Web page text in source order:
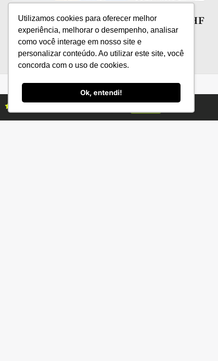
Utilizamos cookies para oferecer melhor
experiência, melhorar o desempenho, analisar
como você interage em nosso site e
personalizar conteúdo. Ao utilizar este site, você
concorda com o uso de cookies.
Ok, entendi!
possibilidades para a conservação de HF
Links úteis
Conteúdo Grãos
Florestas Hortifrúti
Categorias Eventos
Economia Institucional